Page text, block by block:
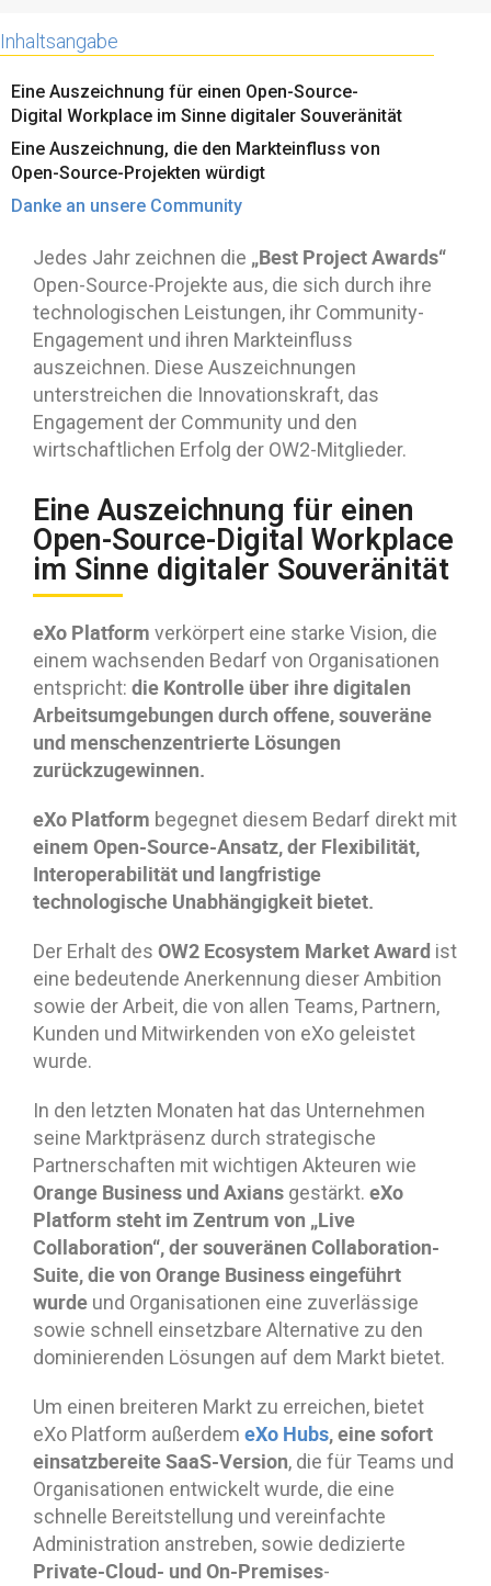
Inhaltsangabe
Eine Auszeichnung für einen Open-Source-
Digital Workplace im Sinne digitaler Souveränität
Eine Auszeichnung, die den Markteinfluss von
Open-Source-Projekten würdigt
Danke an unsere Community
Jedes Jahr zeichnen die „Best Project Awards“
Open-Source-Projekte aus, die sich durch ihre
technologischen Leistungen, ihr Community-
Engagement und ihren Markteinfluss
auszeichnen. Diese Auszeichnungen
unterstreichen die Innovationskraft, das
Engagement der Community und den
wirtschaftlichen Erfolg der OW2-Mitglieder.
Eine Auszeichnung für einen
Open-Source-Digital Workplace
im Sinne digitaler Souveränität
eXo Platform verkörpert eine starke Vision, die
einem wachsenden Bedarf von Organisationen
entspricht: die Kontrolle über ihre digitalen
Arbeitsumgebungen durch offene, souveräne
und menschenzentrierte Lösungen
zurückzugewinnen.
eXo Platform begegnet diesem Bedarf direkt mit
einem Open-Source-Ansatz, der Flexibilität,
Interoperabilität und langfristige
technologische Unabhängigkeit bietet.
Der Erhalt des OW2 Ecosystem Market Award ist
eine bedeutende Anerkennung dieser Ambition
sowie der Arbeit, die von allen Teams, Partnern,
Kunden und Mitwirkenden von eXo geleistet
wurde.
In den letzten Monaten hat das Unternehmen
seine Marktpräsenz durch strategische
Partnerschaften mit wichtigen Akteuren wie
Orange Business und Axians gestärkt. eXo
Platform steht im Zentrum von „Live
Collaboration“, der souveränen Collaboration-
Suite, die von Orange Business eingeführt
wurde und Organisationen eine zuverlässige
sowie schnell einsetzbare Alternative zu den
dominierenden Lösungen auf dem Markt bietet.
Um einen breiteren Markt zu erreichen, bietet
eXo Platform außerdem eXo Hubs, eine sofort
einsatzbereite SaaS-Version, die für Teams und
Organisationen entwickelt wurde, die eine
schnelle Bereitstellung und vereinfachte
Administration anstreben, sowie dedizierte
Private-Cloud- und On-Premises-